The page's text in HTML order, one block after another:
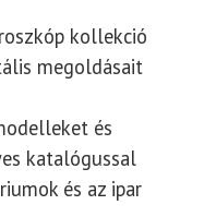
kollekció
megoldásait
és
katalógussal
és az ipar